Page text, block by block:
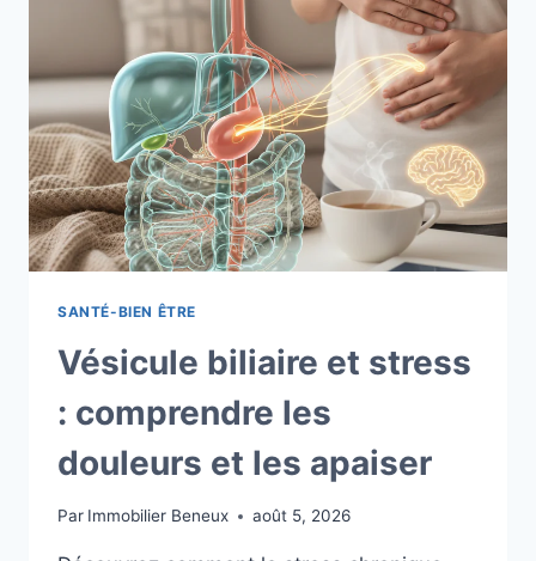
PRÉVENIR
PAR
LE
BIEN-
ÊTRE
SANTÉ-BIEN ÊTRE
Vésicule biliaire et stress
: comprendre les
douleurs et les apaiser
Par Immobilier Beneux août 5, 2026